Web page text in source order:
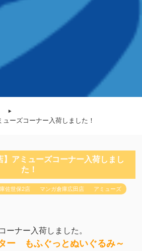
ューズコーナー入荷しました！
】アミューズコーナー入荷しまし
た！
佐世保2店 マンガ倉庫広田店 アミューズ
ーナー入荷しました。
ー もふぐっとぬいぐるみ～